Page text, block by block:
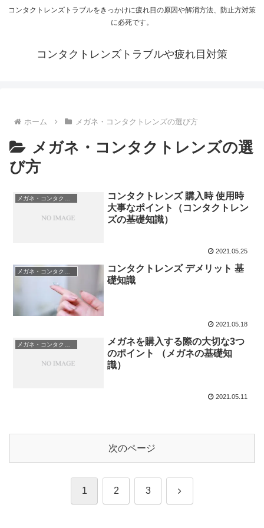
コンタクトレンズトラブルをきっかけに疲れ目の原因や解消方法、防止方対策
に必死です。
コンタクトレンズトラブルや疲れ目対策
ホーム メガネ・コンタクトレンズの選び方
メガネ・コンタクトレンズの選
び方
コンタクトレンズ 購入時 使用時
大事なポイント（コンタクトレン
ズの基礎知識）
2021.05.25
コンタクトレンズ デメリット 基
礎知識
2021.05.18
メガネを購入する際の大切な3つ
のポイント （メガネの基礎知
識）
2021.05.11
次のページ
1 2 3 次